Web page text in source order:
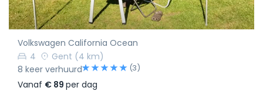
Volkswagen California Ocean
4
Gent (4 km)
8 keer verhuurd
(3)
Vanaf € 89 per dag